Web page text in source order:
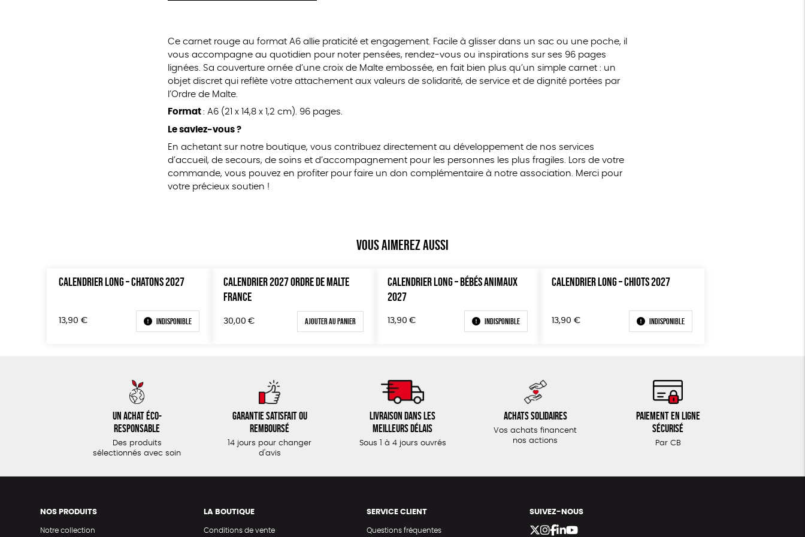
Ce carnet rouge au format A6 allie praticité et engagement. Facile à glisser dans un sac ou une poche, il
vous accompagne au quotidien pour noter pensées, rendez-vous ou inspirations sur ses 96 pages
lignées. Sa couverture ornée d’une croix de Malte embossée, en fait bien plus qu’un simple carnet : un
objet discret qui reflète votre attachement aux valeurs de solidarité, de service et de dignité portées par
l’Ordre de Malte.
Format: A6 (21 x 14,8 x 1,2 cm). 96 pages.
Le saviez-vous ?
En achetant sur notre boutique, vous contribuez directement au développement de nos services
d’accueil, de secours, de soins et d’accompagnement pour les personnes les plus fragiles. Lors de votre
commande, vous pouvez en profiter pour faire un don complémentaire à notre association. Merci pour
votre précieux soutien !
Vous aimerez aussi
CALENDRIER LONG – CHATONS 2027
13,90 € Indisponible
CALENDRIER 2027 ORDRE DE MALTE
FRANCE
30,00 € Ajouter au panier
CALENDRIER LONG – BÉBÉS ANIMAUX
2027
13,90 € Indisponible
CALENDRIER LONG – CHIOTS 2027
13,90 € Indisponible
Un achat éco-
responsable
Des produits
sélectionnés avec soin
Garantie satisfait ou
remboursé
14 jours pour changer
d'avis
Livraison dans les
meilleurs délais
Sous 1 à 4 jours ouvrés
Achats solidaires
Vos achats financent
nos actions
Paiement en ligne
sécurisé
Par CB
NOS PRODUITS
Notre collection
LA BOUTIQUE
Conditions de vente
SERVICE CLIENT
Questions fréquentes
SUIVEZ-NOUS